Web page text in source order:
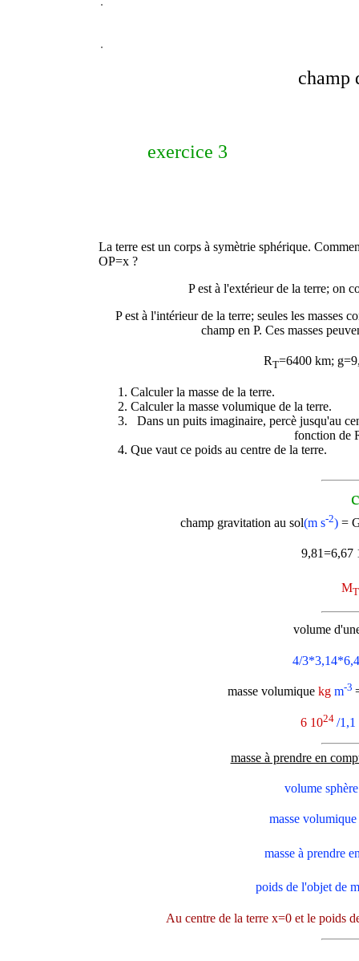
exercice 3
champ
La terre est un corps à symètrie sphérique.
OP=x ?
P est à l'extérieur de la terre; on
P est à l'intérieur de la terre; seules les masses
champ en P. Ces masses
RT=6400 km;
Calculer la masse de la terre.
Calculer la masse volumique de la terre.
Dans un puits imaginaire, percè jusqu'au
fonction de
Que vaut ce poids au centre de la terre.
champ gravitation au sol(m s-2) =
9,81=6,67
MT
volume
4/3*3,14*6,4
masse volumique kg m-3
6 1024 /1,1
masse à prendre en
volume
masse
masse à prendre
poids de l'objet de
Au centre de la terre x=0 et le poids